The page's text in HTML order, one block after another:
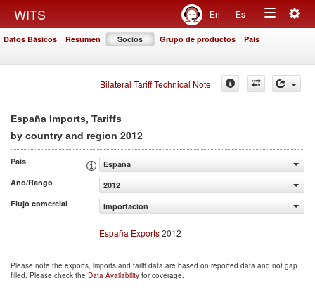
WITS En Es
Toggle
Datos Básicos Resumen Socios Grupo de productos País
Bilateral Tariff Technical Note
España Imports, Tariffs
by country and region 2012
País
España
Año/Rango
2012
Flujo comercial
Importación
España Exports2012
Please note the exports, imports and tariff data are based on reported data and not gap
filled. Please check the Data Availability for coverage.